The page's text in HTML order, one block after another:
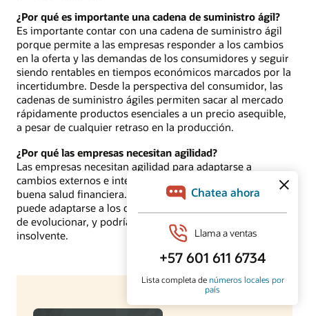
¿Por qué es importante una cadena de suministro ágil?
Es importante contar con una cadena de suministro ágil
porque permite a las empresas responder a los cambios
en la oferta y las demandas de los consumidores y seguir
siendo rentables en tiempos económicos marcados por la
incertidumbre. Desde la perspectiva del consumidor, las
cadenas de suministro ágiles permiten sacar al mercado
rápidamente productos esenciales a un precio asequible,
a pesar de cualquier retraso en la producción.
¿Por qué las empresas necesitan agilidad?
Las empresas necesitan agilidad para adaptarse a
cambios externos e internos inesperados y mantener una
buena salud financiera. Sin agilidad, una empresa no
puede adaptarse a los desafíos del mercado, que no dejan
de evolucionar, y podría volverse financieramente
insolvente.